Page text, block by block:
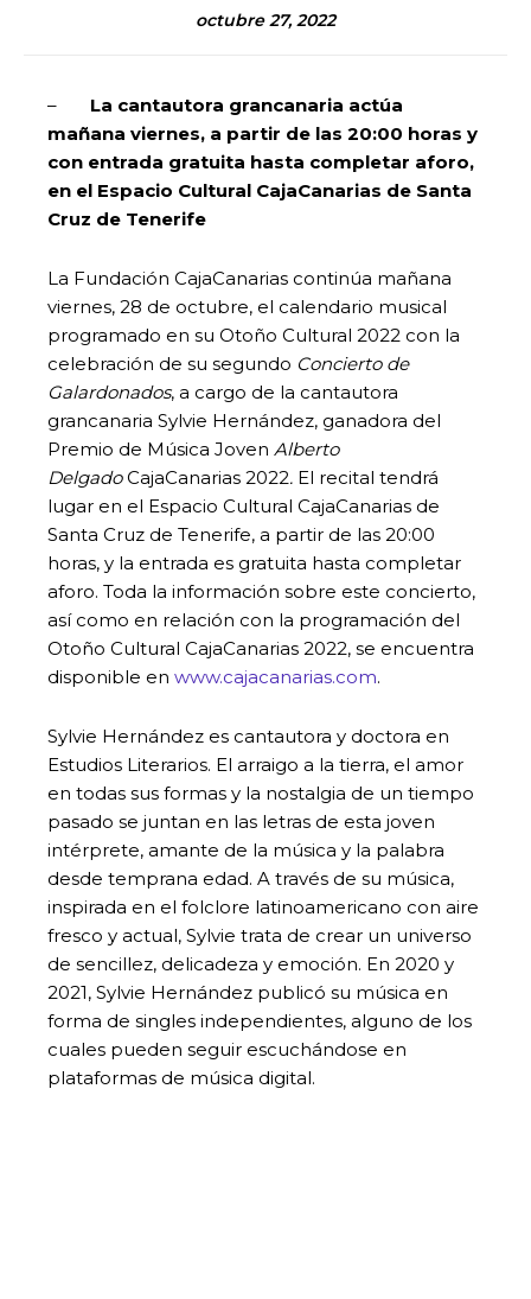
octubre 27, 2022
– La cantautora grancanaria actúa
mañana viernes, a partir de las 20:00 horas y
con entrada gratuita hasta completar aforo,
en el Espacio Cultural CajaCanarias de Santa
Cruz de Tenerife
La Fundación CajaCanarias continúa mañana
viernes, 28 de octubre, el calendario musical
programado en su Otoño Cultural 2022 con la
celebración de su segundo Concierto de
Galardonados, a cargo de la cantautora
grancanaria Sylvie Hernández, ganadora del
Premio de Música Joven Alberto
DelgadoCajaCanarias 2022. El recital tendrá
lugar en el Espacio Cultural CajaCanarias de
Santa Cruz de Tenerife, a partir de las 20:00
horas, y la entrada es gratuita hasta completar
aforo. Toda la información sobre este concierto,
así como en relación con la programación del
Otoño Cultural CajaCanarias 2022, se encuentra
disponible en www.cajacanarias.com.
Sylvie Hernández es cantautora y doctora en
Estudios Literarios. El arraigo a la tierra, el amor
en todas sus formas y la nostalgia de un tiempo
pasado se juntan en las letras de esta joven
intérprete, amante de la música y la palabra
desde temprana edad. A través de su música,
inspirada en el folclore latinoamericano con aire
fresco y actual, Sylvie trata de crear un universo
de sencillez, delicadeza y emoción. En 2020 y
2021, Sylvie Hernández publicó su música en
forma de singles independientes, alguno de los
cuales pueden seguir escuchándose en
plataformas de música digital.